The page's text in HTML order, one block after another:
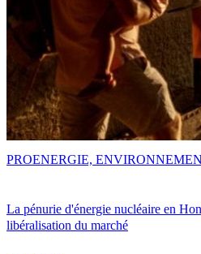
La pénurie d'énergie nucléaire en
libéralisation du marché
PROENERGIE,